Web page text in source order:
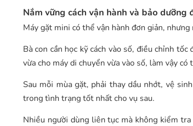
Nắm vững cách vận hành và bảo dưỡng
Máy gặt mini có thể vận hành đơn giản,
Bà con cần học kỹ cách vào số, điều chỉnh
vừa cho máy di chuyển vừa vào số, làm vậy
Sau mỗi mùa gặt, phải thay dầu nhớt, vệ
trong tình trạng tốt nhất cho vụ sau.
Nhiều người dùng liên tục mà không kiểm